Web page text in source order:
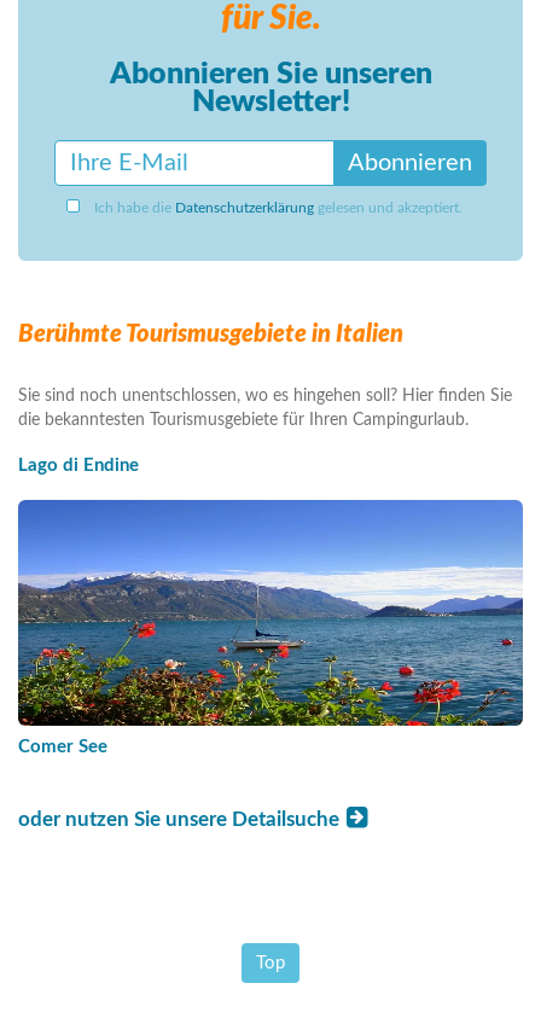
für Sie.
Abonnieren Sie unseren
Newsletter!
Abonnieren
Ich habe die Datenschutzerklärung gelesen und akzeptiert.
Berühmte Tourismusgebiete in Italien
Sie sind noch unentschlossen, wo es hingehen soll? Hier finden Sie
die bekanntesten Tourismusgebiete für Ihren Campingurlaub.
Lago di Endine
Comer See
oder nutzen Sie unsere Detailsuche
Top